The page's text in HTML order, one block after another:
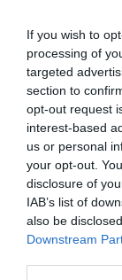
If you wish to
processing of
targeted
section to
opt-out request
interest-based
us or personal
your opt-out.
disclosure of
IAB’s list of
also be
Downstream